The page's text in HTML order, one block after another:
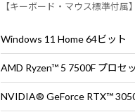
【キーボード・マウス標準付属】
Windows 11 Home 64ビット
AMD Ryzen™ 5 7500F プロセ
NVIDIA® GeForce RTX™